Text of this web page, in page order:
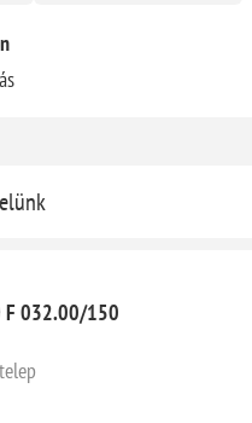
F 032.00/150